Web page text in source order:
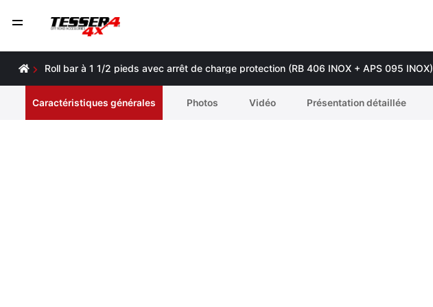
Roll bar à 1 1/2 pieds avec arrêt de charge protection (RB 406 INOX + APS 095 INOX)
Caractéristiques générales Photos Vidéo Présentation détaillée